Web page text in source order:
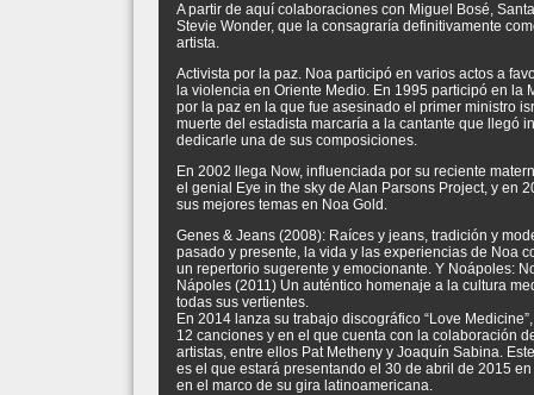
A partir de aquí colaboraciones con Miguel Bosé,
Stevie Wonder, que la consagraría definitivamente
artista.
Activista por la paz. Noa participó en varios actos a
la violencia en Oriente Medio. En 1995 participó en la
por la paz en la que fue asesinado el primer ministro
muerte del estadista marcaría a la cantante que llegó
dedicarle una de sus composiciones.
En 2002 llega Now, influenciada por su reciente
el genial Eye in the sky de Alan Parsons Project, y en
sus mejores temas en Noa Gold.
Genes & Jeans (2008): Raíces y jeans, tradición y
pasado y presente, la vida y las experiencias de Noa
un repertorio sugerente y emocionante. Y Noápoles:
Nápoles (2011) Un auténtico homenaje a la cultura
todas sus vertientes.
En 2014 lanza su trabajo discográfico “Love
12 canciones y en el que cuenta con la colaboración
artistas, entre ellos Pat Metheny y Joaquín Sabina.
es el que estará presentando el 30 de abril de 2015
en el marco de su gira latinoamericana.